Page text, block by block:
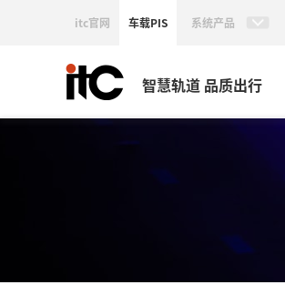
itc官网 车载PIS 系统产品
智慧轨道 品质出行